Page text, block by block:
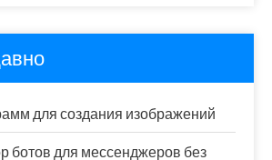
для создания изображений
ботов для мессенджеров без